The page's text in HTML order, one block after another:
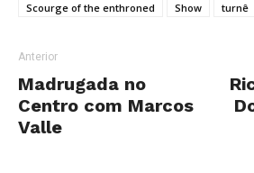
Scourge of the enthroned
Show turnê
Anterior
Madrugada no
Centro com Marcos
Valle